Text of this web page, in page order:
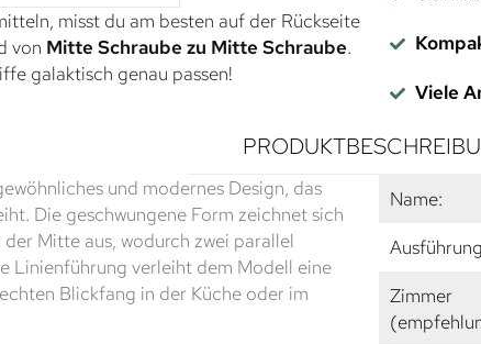
misst du am besten auf der Rückseite
von Mitte Schraube zu Mitte Schraube.
galaktisch genau passen!
Viele
und modernes Design, das
Die geschwungene Form zeichnet sich
Mitte aus, wodurch zwei parallel
Linienführung verleiht dem Modell eine
Blickfang in der Küche oder im
Name:
Zimmer